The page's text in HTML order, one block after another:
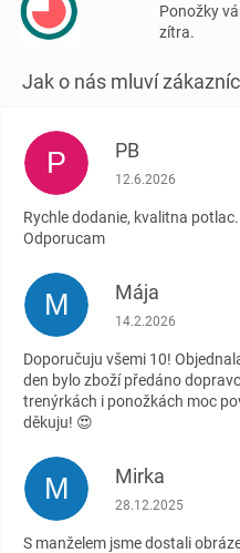
Ponožky
zítra.
P PB
Hodnocení
12.6.2026
Rychle dodanie, kvalitna
Odporucam
M Mája
Hodnocení
14.2.2026
Doporučuju všemi 10!
den bylo zboží předáno
trenýrkách i ponožkách moc
děkuju! 😍
M Mirka
Hodnocení
28.12.2025
S manželem jsme dostali